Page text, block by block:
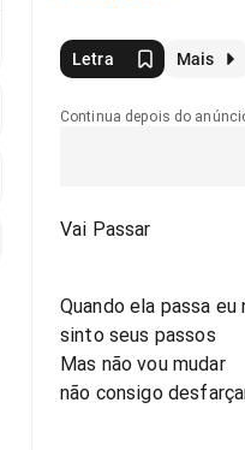
Letra Mais
Continua depois do
Vai Passar
Quando ela passa eu
sinto seus passos
Mas não vou mudar
não consigo